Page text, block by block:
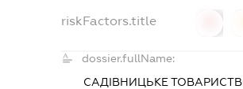
riskFactors.title
dossier.fullName:
САДІВНИЦЬКЕ